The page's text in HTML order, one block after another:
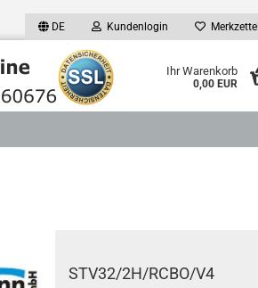
DE Kundenlogin Merkzettel
Ihr Warenkorb
0,00 EUR
STV32/2H/RCBO/V4